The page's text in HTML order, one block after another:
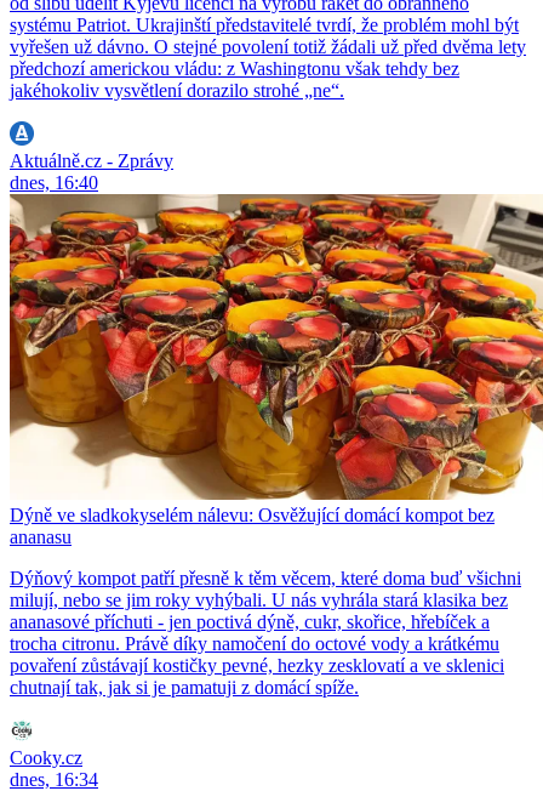
systému Patriot. Ukrajinští představitelé tvrdí, že problém mohl být
vyřešen už dávno. O stejné povolení totiž žádali už před dvěma lety
předchozí americkou vládu: z Washingtonu však tehdy bez
jakéhokoliv vysvětlení dorazilo strohé „ne“.
Aktuálně.cz - Zprávy
dnes, 16:40
Dýně ve sladkokyselém nálevu: Osvěžující domácí kompot bez
ananasu
Dýňový kompot patří přesně k těm věcem, které doma buď všichni
milují, nebo se jim roky vyhýbali. U nás vyhrála stará klasika bez
ananasové příchuti - jen poctivá dýně, cukr, skořice, hřebíček a
trocha citronu. Právě díky namočení do octové vody a krátkému
povaření zůstávají kostičky pevné, hezky zesklovatí a ve sklenici
chutnají tak, jak si je pamatuji z domácí spíže.
Cooky.cz
dnes, 16:34